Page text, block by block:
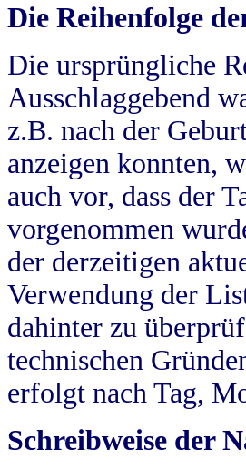
Die Reihenfolge
Die ursprüngliche
Ausschlaggebend
z.B. nach der
anzeigen konnten,
auch vor, dass der
vorgenommen
der derzeitigen
Verwendung der
dahinter zu
technischen
erfolgt nach Tag,
Schreibweise der